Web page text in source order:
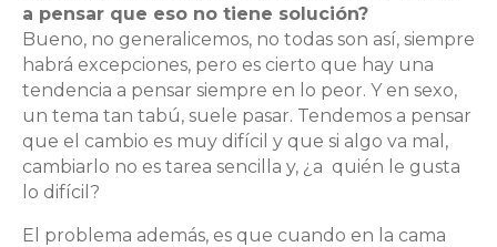
a pensar que eso no tiene solución?
Bueno, no generalicemos, no todas son así, siempre
habrá excepciones, pero es cierto que hay una
tendencia a pensar siempre en lo peor. Y en sexo,
un tema tan tabú, suele pasar. Tendemos a pensar
que el cambio es muy difícil y que si algo va mal,
cambiarlo no es tarea sencilla y, ¿a quién le gusta
lo difícil?
El problema además, es que cuando en la cama